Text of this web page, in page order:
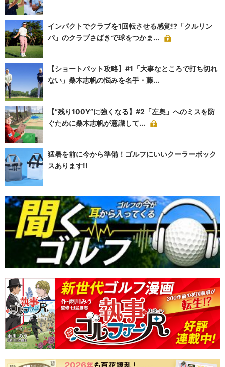
インパクトでクラブを1回転させる感覚!?「クルリン
パ」のクラブさばきで球をつかま...
【ショートパット攻略】#1「大事なところで打ち切れ
ない」桑木志帆の悩みを名手・藤...
【“残り100Y”に強くなる】#2「左奥」へのミスを防
ぐために桑木志帆が意識して...
猛暑を前に今から準備！ゴルフにいいクーラーボック
スあります!!